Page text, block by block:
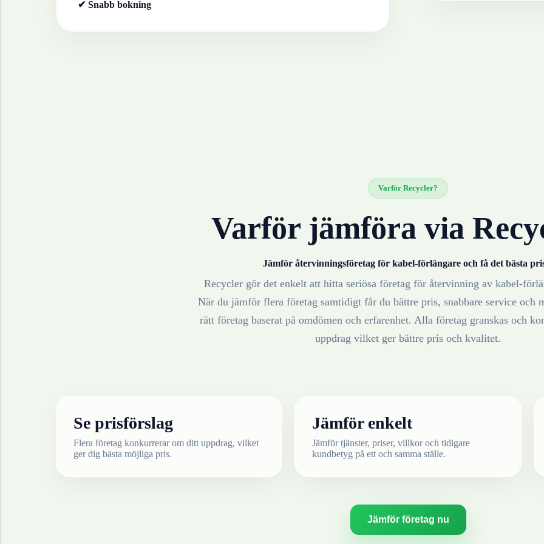
✔ Snabb bokning
Varför Recycler?
Varför jämföra via
Jämför återvinningsföretag för kabel-förlängare och få det bästa
Recycler gör det enkelt att hitta seriösa företag för återvinning av kabel-
När du jämför flera företag samtidigt får du bättre pris, snabbare service och
rätt företag baserat på omdömen och erfarenhet. Alla företag granskas och
uppdrag vilket ger bättre pris och kvalitet.
Se prisförslag
Flera företag konkurrerar om ditt uppdrag, vilket
ger dig bästa möjliga pris.
Jämför enkelt
Jämför tjänster, priser, villkor och tidigare
kundbetyg på ett och samma ställe.
Jämför företag nu